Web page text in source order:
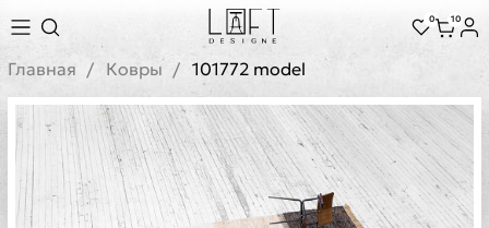
0 10
Главная Ковры 101772 model